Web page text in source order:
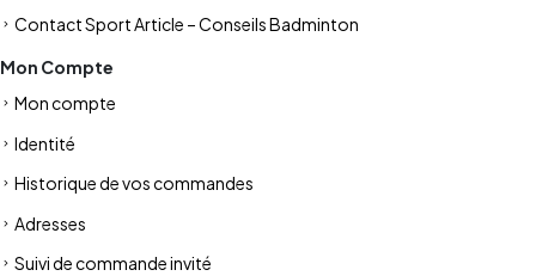
Contact Sport Article – Conseils Badminton
Mon Compte
Mon compte
Identité
Historique de vos commandes
Adresses
Suivi de commande invité